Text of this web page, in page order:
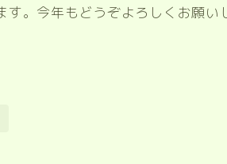
。今年もどうぞよろしくお願い